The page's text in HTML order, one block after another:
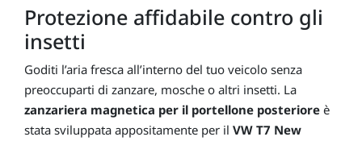
New
Transporter
Protezione affidabile contro gli
insetti
Goditi l’aria fresca all’interno del tuo veicolo senza
preoccuparti di zanzare, mosche o altri insetti. La
zanzariera magnetica per il portellone posteriore è
stata sviluppata appositamente per il VW T7 New